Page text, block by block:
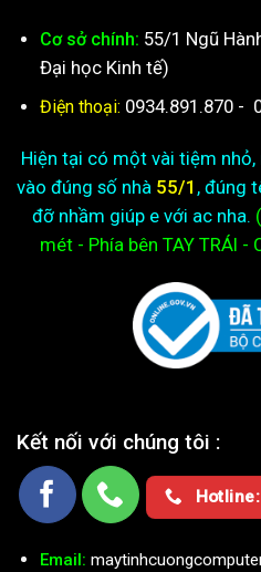
Cơ sở chính: 55/1 Ngũ
Đại học Kinh tế)
Điện thoại: 0934.891.870 -
Hiện tại có một vài tiệm
vào đúng số nhà 55/1 , đúng
đỡ nhầm giúp e với ac nha.
mét - Phía bên TAY TRÁI -
Kết nối với chúng tôi :
Email: